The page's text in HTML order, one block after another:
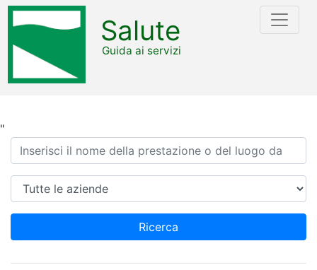
"
Salute
Guida ai servizi
Ricerca
Azienda
Ricerca